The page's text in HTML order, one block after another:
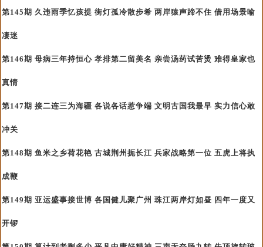
第145期 久违雨季忆孩提 街灯孤冷散步希 两岸猿声蹄不住 借用场景喻
凄迷
第146期 母病三年持恒心 孝排第二留美名 亲尝汤药试苦烫 难得皇家也
真情
第147期 接二连三为海疆 各说各话惹争端 文明古国我最早 实力信心敢
冲关
第148期 鱼米之乡荷花艳 古城荆州扼长江 兵家战略第一位 五虎上将执
成鞭
第149期 亚运盛事接世博 各国健儿聚广州 珠江两岸灯如昼 四年一度又
开锣